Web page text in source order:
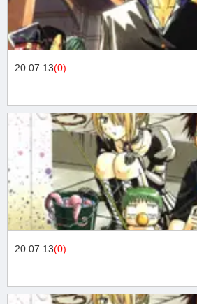
20.07.13(0)
20.07.13(0)